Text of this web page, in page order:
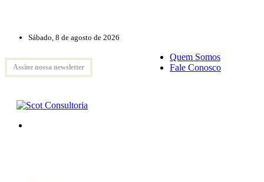
Sábado, 8 de agosto de 2026
Assine nossa newsletter
Quem Somos
Fale Conosco